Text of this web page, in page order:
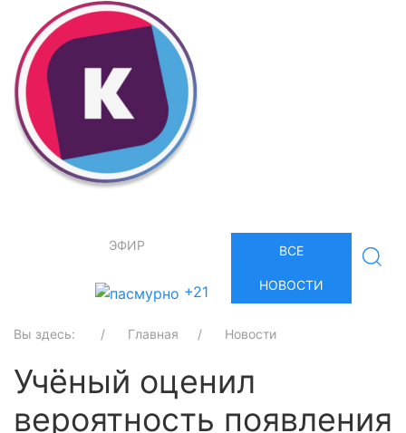
ЭФИР
+21
ВСЕ
НОВОСТИ
Вы здесь: Главная Новости
Учёный оценил
вероятность появления